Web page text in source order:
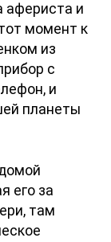
афериста и
момент к
из
с
и
планеты
его за
там